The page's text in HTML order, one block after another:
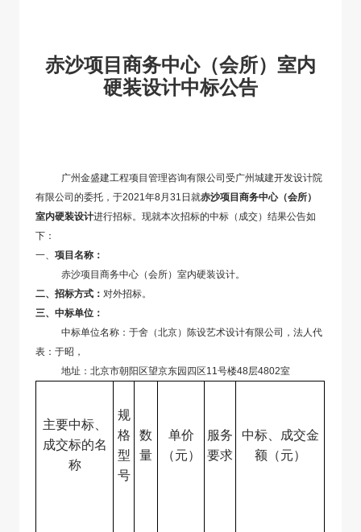
赤沙项目商务中心（会所）室内
硬装设计中标公告
广州金盛建工程项目管理咨询有限公司受广州城建开发设计院
有限公司的委托，于2021年8月31日就赤沙项目商务中心（会所）
室内硬装设计进行招标。现就本次招标的中标（成交）结果公告如
下：
一、项目名称：
赤沙项目商务中心（会所）室内硬装设计。
二、招标方式：对外招标。
三、中标单位：
中标单位名称：于舍（北京）陈设艺术设计有限公司，法人代
表：于昭，
地址：北京市朝阳区望京东园四区11号楼48层4802室
主要中标、
成交标的名
称
规
格
型
号
数
量
单价
（元）
服务
要求
中标、成交金
额（元）